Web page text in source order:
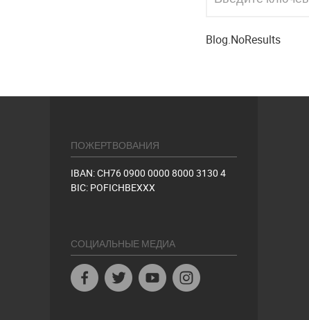
Blog.NoResults
ПОЖЕРТВОВАНИЯ
IBAN: CH76 0900 0000 8000 3130 4
BIC: POFICHBEXXX
СОЦИАЛЬНЫЕ МЕДИА
FacebookTwitter Youtube